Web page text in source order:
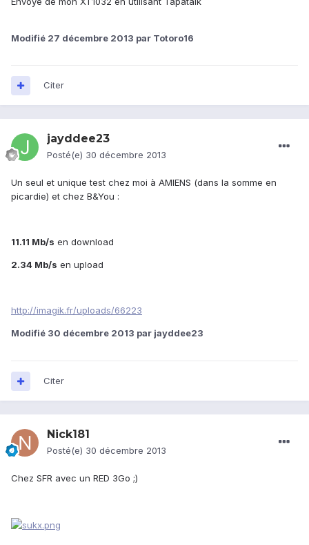
Modifié 27 décembre 2013 par Totoro16
Citer
jayddee23
Posté(e) 30 décembre 2013
Un seul et unique test chez moi à AMIENS (dans la somme en
picardie) et chez B&You :
11.11 Mb/s en download
2.34 Mb/s en upload
http://imagik.fr/uploads/66223
Modifié 30 décembre 2013 par jayddee23
Citer
Nick181
Posté(e) 30 décembre 2013
Chez SFR avec un RED 3Go ;)